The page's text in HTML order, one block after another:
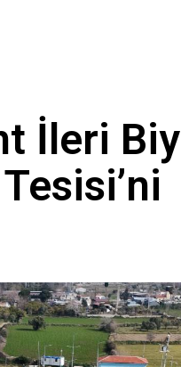
İleri